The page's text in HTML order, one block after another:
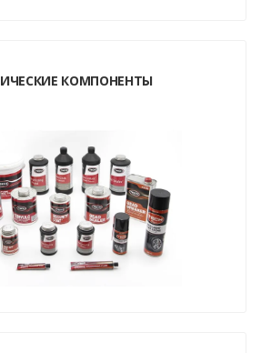
КОМПОНЕНТЫ